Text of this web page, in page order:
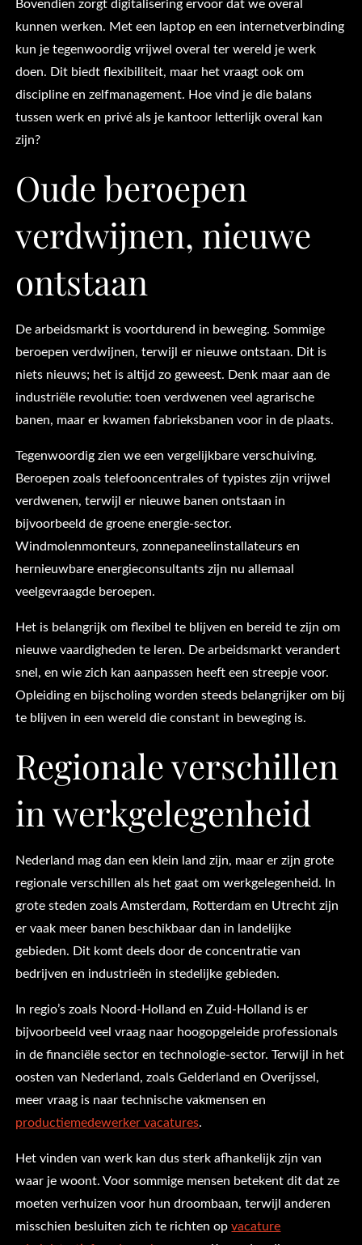
Bovendien zorgt digitalisering ervoor dat we overal
kunnen werken. Met een laptop en een internetverbinding
kun je tegenwoordig vrijwel overal ter wereld je werk
doen. Dit biedt flexibiliteit, maar het vraagt ook om
discipline en zelfmanagement. Hoe vind je die balans
tussen werk en privé als je kantoor letterlijk overal kan
zijn?
Oude beroepen
verdwijnen, nieuwe
ontstaan
De arbeidsmarkt is voortdurend in beweging. Sommige
beroepen verdwijnen, terwijl er nieuwe ontstaan. Dit is
niets nieuws; het is altijd zo geweest. Denk maar aan de
industriële revolutie: toen verdwenen veel agrarische
banen, maar er kwamen fabrieksbanen voor in de plaats.
Tegenwoordig zien we een vergelijkbare verschuiving.
Beroepen zoals telefooncentrales of typistes zijn vrijwel
verdwenen, terwijl er nieuwe banen ontstaan in
bijvoorbeeld de groene energie-sector.
Windmolenmonteurs, zonnepaneelinstallateurs en
hernieuwbare energieconsultants zijn nu allemaal
veelgevraagde beroepen.
Het is belangrijk om flexibel te blijven en bereid te zijn om
nieuwe vaardigheden te leren. De arbeidsmarkt verandert
snel, en wie zich kan aanpassen heeft een streepje voor.
Opleiding en bijscholing worden steeds belangrijker om bij
te blijven in een wereld die constant in beweging is.
Regionale verschillen
in werkgelegenheid
Nederland mag dan een klein land zijn, maar er zijn grote
regionale verschillen als het gaat om werkgelegenheid. In
grote steden zoals Amsterdam, Rotterdam en Utrecht zijn
er vaak meer banen beschikbaar dan in landelijke
gebieden. Dit komt deels door de concentratie van
bedrijven en industrieën in stedelijke gebieden.
In regio’s zoals Noord-Holland en Zuid-Holland is er
bijvoorbeeld veel vraag naar hoogopgeleide professionals
in de financiële sector en technologie-sector. Terwijl in het
oosten van Nederland, zoals Gelderland en Overijssel,
meer vraag is naar technische vakmensen en
productiemedewerker vacatures.
Het vinden van werk kan dus sterk afhankelijk zijn van
waar je woont. Voor sommige mensen betekent dit dat ze
moeten verhuizen voor hun droombaan, terwijl anderen
misschien besluiten zich te richten opvacature